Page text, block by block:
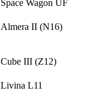
Space Wagon UF
Almera II (N16)
Cube III (Z12)
Livina L11